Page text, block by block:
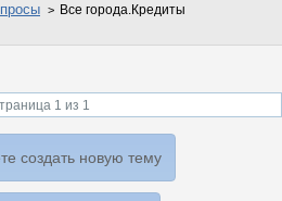
Все города.Кредиты
1 из 1
создать новую тему